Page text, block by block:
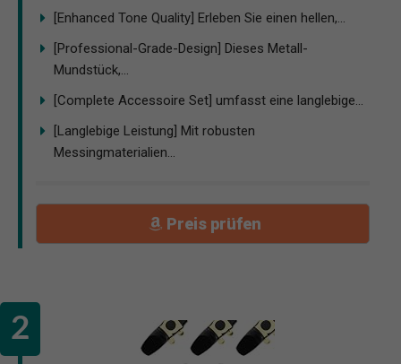
[Enhanced Tone Quality] Erleben Sie einen hellen,...
[Professional-Grade-Design] Dieses Metall-
Mundstück,...
[Complete Accessoire Set] umfasst eine langlebige...
[Langlebige Leistung] Mit robusten
Messingmaterialien...
Preis prüfen